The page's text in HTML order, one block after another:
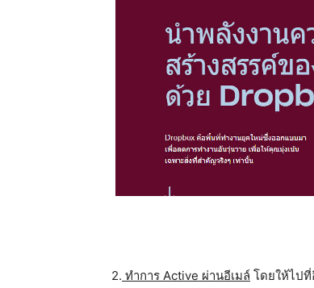
2. ทำการ Active ผ่านอีเมล์ โดยให้ไปที่